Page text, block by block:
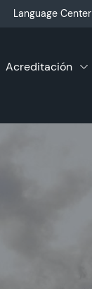
Language Center
Acreditación